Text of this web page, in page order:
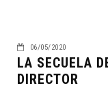
06/05/2020
LA SECUELA
DIRECTOR